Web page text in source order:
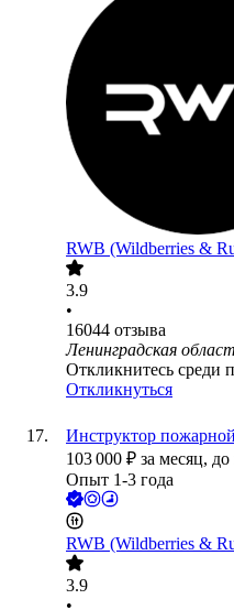
RWB (Wildberries &
3.9
•
16044 отзыва
Ленинградская
Откликнитесь среди
Откликнуться
Инструктор
103 000 ₽ за месяц, до
Опыт 1-3 года
RWB (Wildberries &
3.9
•